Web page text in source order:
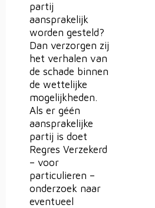
partij
aansprakelijk
worden gesteld?
Dan verzorgen zij
het verhalen van
de schade binnen
de wettelijke
mogelijkheden.
Als er géén
aansprakelijke
partij is doet
Regres Verzekerd
– voor
particulieren –
onderzoek naar
eventueel